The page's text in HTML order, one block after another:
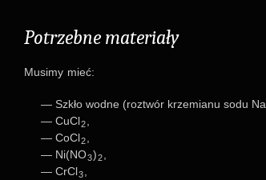
Potrzebne mate­riały
Musimy mieć:
Szkło wodne (roz­twór krze­mianu sodu Na
CuCl2
CoCl2
Ni(NO3)2
CrCl3